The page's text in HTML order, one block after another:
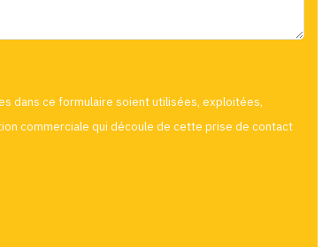
dans ce formulaire soient utilisées, exploitées,
commerciale qui découle de cette prise de contact